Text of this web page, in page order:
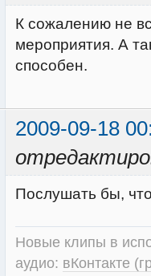
К сожалению не
мероприятия. А
способен.
2009-09-18
Послушать бы,
Новые клипы в
аудио: вКонтакте